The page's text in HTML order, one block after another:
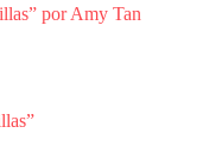
por Amy Tan